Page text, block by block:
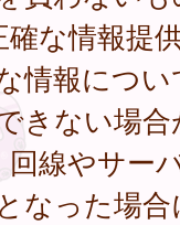
な情報提
情報につ
きない場
線やサー
なった場